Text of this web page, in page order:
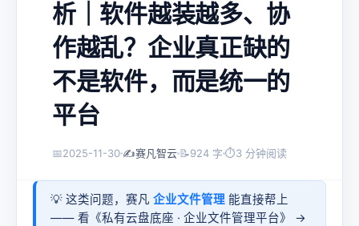
析｜软件越装越多、协
作越乱？企业真正缺的
不是软件，而是统一的
平台
📅2025-11-30 ✍️赛凡智云 📝924 字 ⏱3 分钟阅读
💡 这类问题，赛凡 企业文件管理 能直接帮上
—— 看《私有云盘底座 · 企业文件管理平台》 →